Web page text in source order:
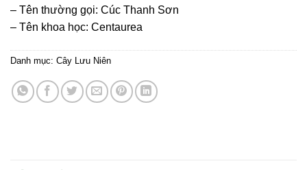
– Tên thường gọi: Cúc Thanh Sơn
– Tên khoa học: Centaurea
Danh mục: Cây Lưu Niên